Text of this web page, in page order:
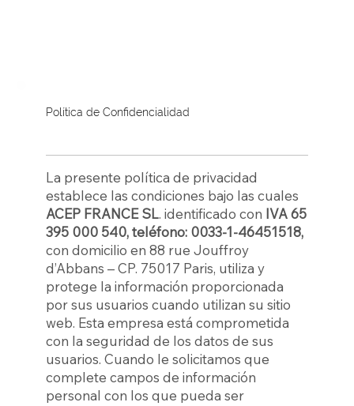
Política de Confidencialidad
La presente política de privacidad
establece las condiciones bajo las cuales
ACEP FRANCE SL. identificado con IVA 65
395 000 540, teléfono: 0033-1-46451518,
con domicilio en 88 rue Jouffroy
d’Abbans – CP. 75017 Paris, utiliza y
protege la información proporcionada
por sus usuarios cuando utilizan su sitio
web. Esta empresa está comprometida
con la seguridad de los datos de sus
usuarios. Cuando le solicitamos que
complete campos de información
personal con los que pueda ser